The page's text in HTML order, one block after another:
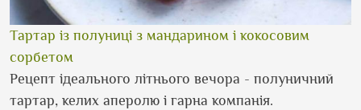
Тартар із полуниці з мандарином і кокосовим
сорбетом
Рецепт ідеального літнього вечора - полуничний
тартар, келих аперолю і гарна компанія.